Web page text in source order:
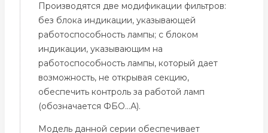
Производятся две модификации фильтров:
без блока индикации, указывающей
работоспособность лампы; с блоком
индикации, указывающим на
работоспособность лампы, который дает
возможность, не открывая секцию,
обеспечить контроль за работой ламп
(обозначается ФБО…А).
Модель данной серии обеспечивает